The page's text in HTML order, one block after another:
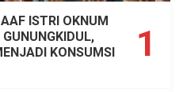
1
ISTRI OKNUM
KONSUMSI